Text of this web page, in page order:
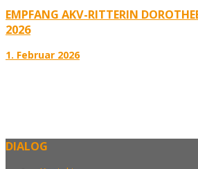
EMPFANG AKV-RITTERIN
2026
1. Februar 2026
DIALOG